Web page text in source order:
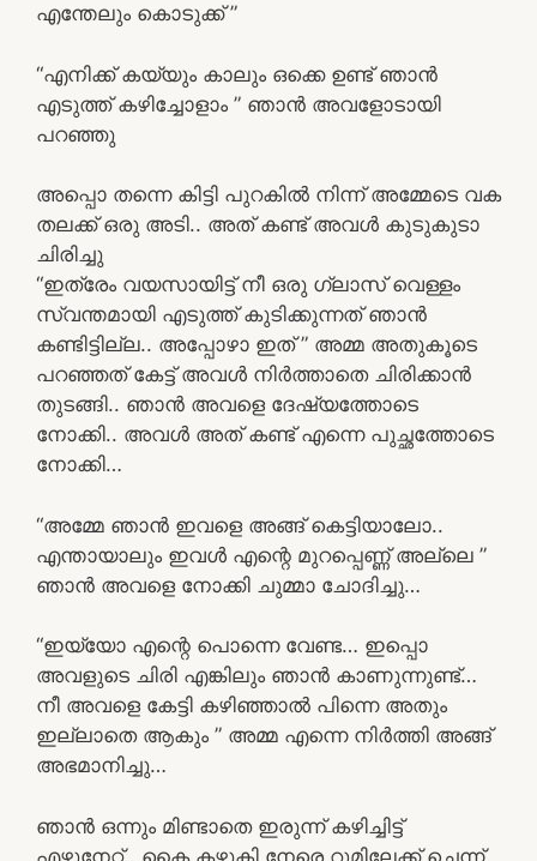
എന്തേലും കൊടുക്ക് ”
“എനിക്ക് കയ്യും കാലും ഒക്കെ ഉണ്ട് ഞാൻ
എടുത്ത് കഴിച്ചോളാം ” ഞാൻ അവളോടായി
പറഞ്ഞു
അപ്പൊ തന്നെ കിട്ടി പുറകിൽ നിന്ന് അമ്മേടെ വക
തലക്ക് ഒരു അടി.. അത് കണ്ട് അവൾ കുടുകുടാ
ചിരിച്ചു
“ഇത്രേം വയസായിട്ട് നീ ഒരു ഗ്ലാസ്‌ വെള്ളം
സ്വന്തമായി എടുത്ത് കുടിക്കുന്നത് ഞാൻ
കണ്ടിട്ടില്ല.. അപ്പോഴാ ഇത് ” അമ്മ അതുകൂടെ
പറഞ്ഞത് കേട്ട് അവൾ നിർത്താതെ ചിരിക്കാൻ
തുടങ്ങി.. ഞാൻ അവളെ ദേഷ്യത്തോടെ
നോക്കി.. അവൾ അത് കണ്ട് എന്നെ പുച്ഛത്തോടെ
നോക്കി…
“അമ്മേ ഞാൻ ഇവളെ അങ്ങ് കെട്ടിയാലോ..
എന്തായാലും ഇവൾ എന്റെ മുറപ്പെണ്ണ് അല്ലെ ”
ഞാൻ അവളെ നോക്കി ചുമ്മാ ചോദിച്ചു…
“ഇയ്യോ എന്റെ പൊന്നെ വേണ്ട… ഇപ്പൊ
അവളുടെ ചിരി എങ്കിലും ഞാൻ കാണുന്നുണ്ട്…
നീ അവളെ കേട്ടി കഴിഞ്ഞാൽ പിന്നെ അതും
ഇല്ലാതെ ആകും ” അമ്മ എന്നെ നിർത്തി അങ്ങ്
അഭമാനിച്ചു…
ഞാൻ ഒന്നും മിണ്ടാതെ ഇരുന്ന് കഴിച്ചിട്ട്
എഴുനേറ്റ്.. കൈ കഴുകി നേരെ റൂമിലേക്ക് ചെന്ന്